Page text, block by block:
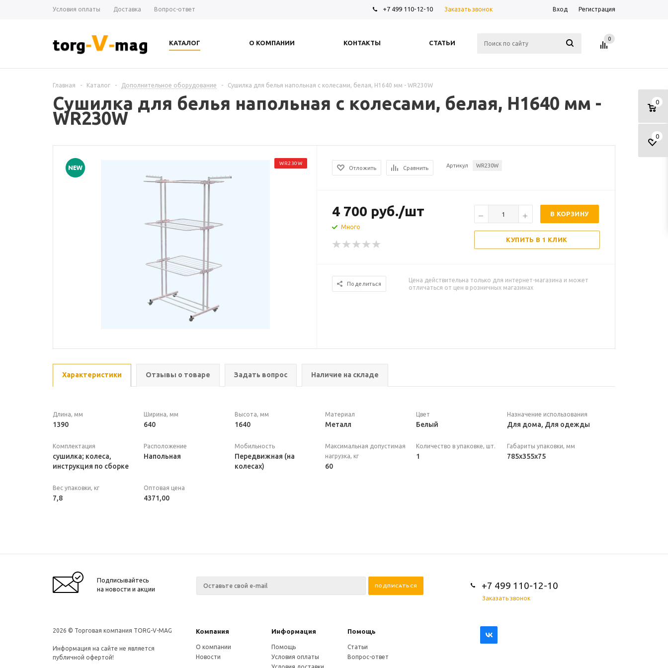
Условия оплаты Доставка Вопрос-ответ +7 499 110-12-10 Заказать звонок Вход Регистрация
КАТАЛОГ О КОМПАНИИ КОНТАКТЫ СТАТЬИ
0
0
0
Главная - Каталог - Дополнительное оборудование - Сушилка для белья напольная с колесами, белая, H1640 мм - WR230W
Сушилка для белья напольная с колесами, белая, H1640 мм -
WR230W
WR230W
Отложить Сравнить Артикул WR230W
4 700 руб./шт
Много
В КОРЗИНУ
КУПИТЬ В 1 КЛИК
Поделиться
Цена действительна только для интернет-магазина и может
отличаться от цен в розничных магазинах
Характеристики Отзывы о товаре Задать вопрос Наличие на складе
Длина, мм
1390
Ширина, мм
640
Высота, мм
1640
Материал
Металл
Цвет
Белый
Назначение использования
Для дома, Для одежды
Комплектация
сушилка; колеса,
инструкция по сборке
Расположение
Напольная
Мобильность
Передвижная (на
колесах)
Максимальная допустимая
нагрузка, кг
60
Количество в упаковке, шт.
1
Габариты упаковки, мм
785х355х75
Вес упаковки, кг
7,8
Оптовая цена
4371,00
Подписывайтесь
на новости и акции
+7 499 110-12-10
Заказать звонок
2026 © Торговая компания TORG-V-MAG
Информация на сайте не является
публичной офертой!
Компания Информация Помощь
О компании
Новости
Помощь
Условия оплаты
Статьи
Вопрос-ответ